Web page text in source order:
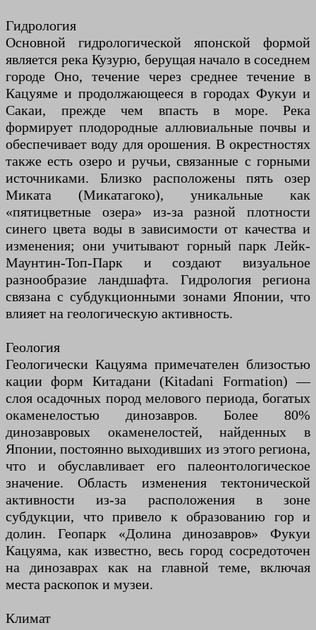
Гидрология
Основной гидрологической японской формой
является река Кузурю, берущая начало в соседнем
городе Оно, течение через среднее течение в
Кацуяме и продолжающееся в городах Фукуи и
Сакаи, прежде чем впасть в море. Река
формирует плодородные аллювиальные почвы и
обеспечивает воду для орошения. В окрестностях
также есть озеро и ручьи, связанные с горными
источниками. Близко расположены пять озер
Миката (Микатагоко), уникальные как
«пятицветные озера» из-за разной плотности
синего цвета воды в зависимости от качества и
изменения; они учитывают горный парк Лейк-
Маунтин-Топ-Парк и создают визуальное
разнообразие ландшафта. Гидрология региона
связана с субдукционными зонами Японии, что
влияет на геологическую активность.
Геология
Геологически Кацуяма примечателен близостью
кации форм Китадани (Kitadani Formation) —
слоя осадочных пород мелового периода, богатых
окаменелостью динозавров. Более 80%
динозавровых окаменелостей, найденных в
Японии, постоянно выходивших из этого региона,
что и обуславливает его палеонтологическое
значение. Область изменения тектонической
активности из-за расположения в зоне
субдукции, что привело к образованию гор и
долин. Геопарк «Долина динозавров» Фукуи
Кацуяма, как известно, весь город сосредоточен
на динозаврах как на главной теме, включая
места раскопок и музеи.
Климат